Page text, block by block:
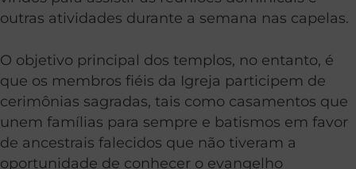
outras atividades durante a semana nas capelas.
O objetivo principal dos templos, no entanto, é
que os membros fiéis da Igreja participem de
cerimônias sagradas, tais como casamentos que
unem famílias para sempre e batismos em favor
de ancestrais falecidos que não tiveram a
oportunidade de conhecer o evangelho